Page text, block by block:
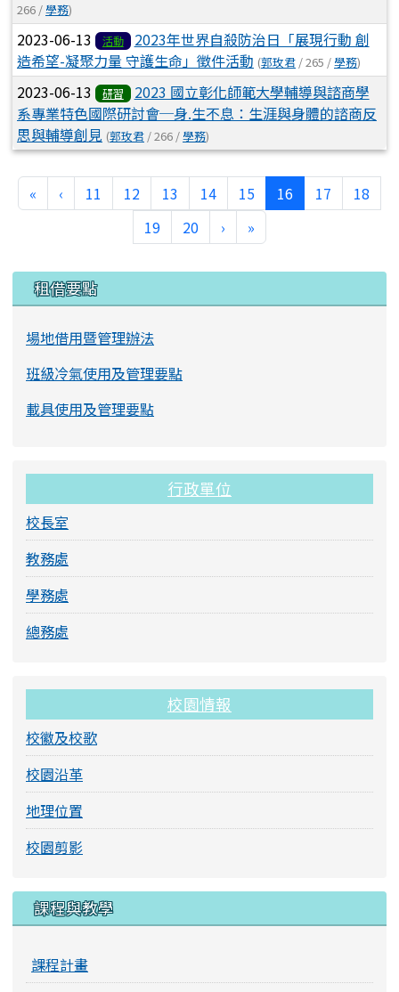
266 /學務)
2023-06-13 活動
2023年世界自殺防治日「展現行動 創
造希望-凝聚力量 守護生命」徵件活動 (郭玫君 / 265 /學務)
2023-06-13 研習
2023 國立彰化師範大學輔導與諮商學
系專業特色國際研討會─身.生不息：生涯與身體的諮商反
思與輔導創見 (郭玫君 / 266 /學務)
« 第一頁
‹ 上一頁
11 12 13 14 15 16(目前頁次)
17
18
19
20 ›下一頁
»最後頁
左邊區域內容
租借要點
場地借用暨管理辦法
班級冷氣使用及管理要點
載具使用及管理要點
行政單位
校長室
教務處
學務處
總務處
校園情報
校徽及校歌
校園沿革
地理位置
校園剪影
課程與教學
課程計畫